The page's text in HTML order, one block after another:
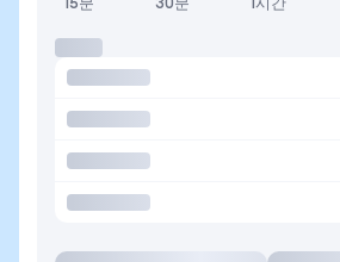
15분 30분 1시간